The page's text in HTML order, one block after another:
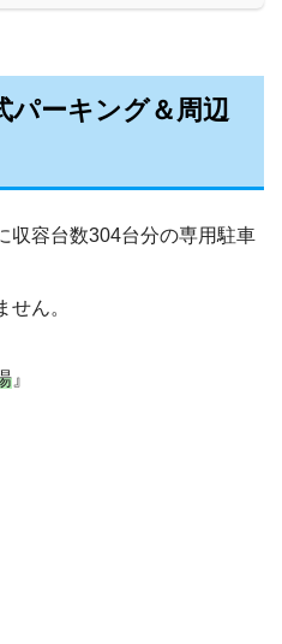
パーキング＆周辺
収容台数304台分の専用駐車
ん。
』